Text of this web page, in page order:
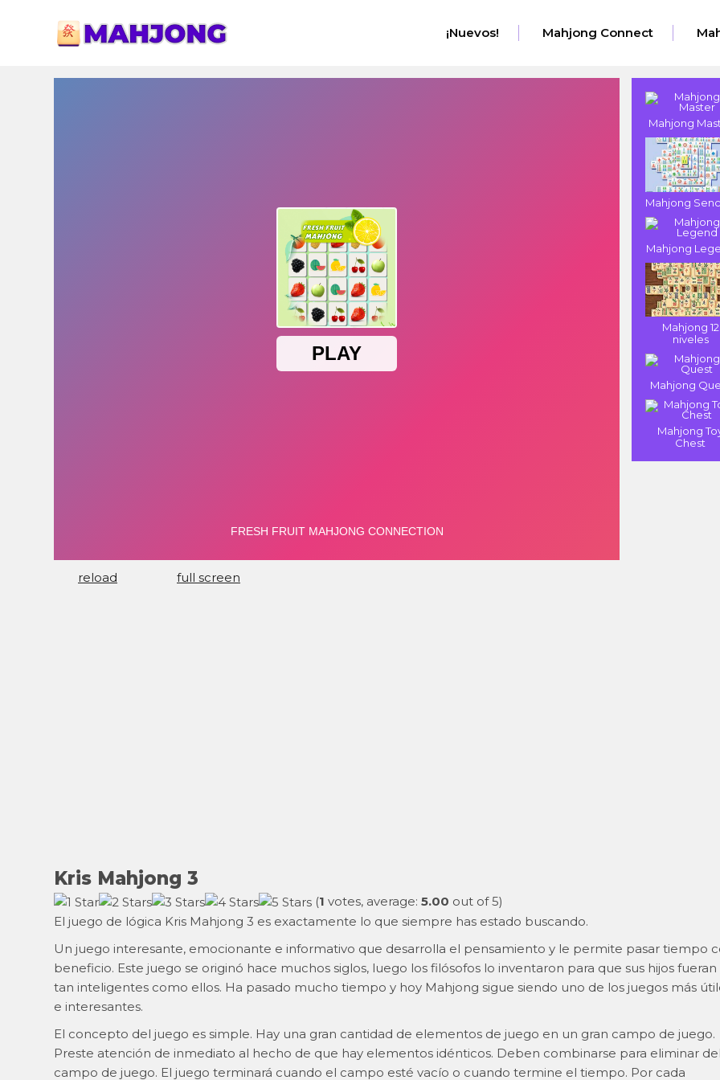
¡Nuevos! Mahjong Connect
reload full screen
Mahjong
Mahjong
Mahjong
Mahjong 12
niveles
Mahjong
Mahjong
Chest
Kris Mahjong 3
(1 votes, average: 5.00 out of 5)
El juego de lógica Kris Mahjong 3 es exactamente lo que siempre has estado buscando.
Un juego interesante, emocionante e informativo que desarrolla el pensamiento y le permite pasar tiempo
beneficio. Este juego se originó hace muchos siglos, luego los filósofos lo inventaron para que sus hijos fueran
tan inteligentes como ellos. Ha pasado mucho tiempo y hoy Mahjong sigue siendo uno de los juegos más
e interesantes.
El concepto del juego es simple. Hay una gran cantidad de elementos de juego en un gran campo de juego.
Preste atención de inmediato al hecho de que hay elementos idénticos. Deben combinarse para eliminar
campo de juego. El juego terminará cuando el campo esté vacío o cuando termine el tiempo. Por cada